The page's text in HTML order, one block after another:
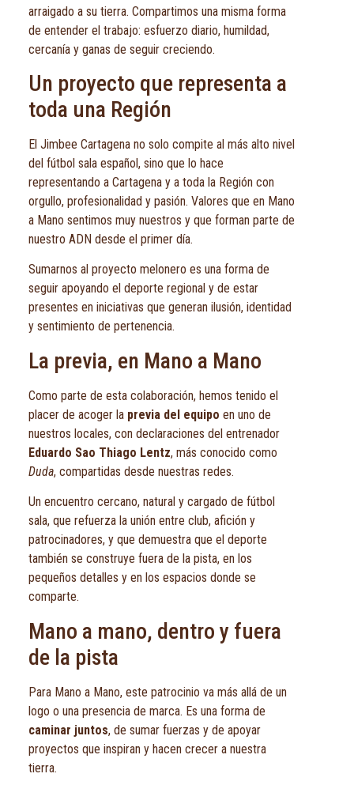
arraigado a su tierra. Compartimos una misma forma
de entender el trabajo: esfuerzo diario, humildad,
cercanía y ganas de seguir creciendo.
Un proyecto que representa a
toda una Región
El Jimbee Cartagena no solo compite al más alto nivel
del fútbol sala español, sino que lo hace
representando a Cartagena y a toda la Región con
orgullo, profesionalidad y pasión. Valores que en Mano
a Mano sentimos muy nuestros y que forman parte de
nuestro ADN desde el primer día.
Sumarnos al proyecto melonero es una forma de
seguir apoyando el deporte regional y de estar
presentes en iniciativas que generan ilusión, identidad
y sentimiento de pertenencia.
La previa, en Mano a Mano
Como parte de esta colaboración, hemos tenido el
placer de acoger la previa del equipo en uno de
nuestros locales, con declaraciones del entrenador
Eduardo Sao Thiago Lentz, más conocido como
Duda, compartidas desde nuestras redes.
Un encuentro cercano, natural y cargado de fútbol
sala, que refuerza la unión entre club, afición y
patrocinadores, y que demuestra que el deporte
también se construye fuera de la pista, en los
pequeños detalles y en los espacios donde se
comparte.
Mano a mano, dentro y fuera
de la pista
Para Mano a Mano, este patrocinio va más allá de un
logo o una presencia de marca. Es una forma de
caminar juntos, de sumar fuerzas y de apoyar
proyectos que inspiran y hacen crecer a nuestra
tierra.